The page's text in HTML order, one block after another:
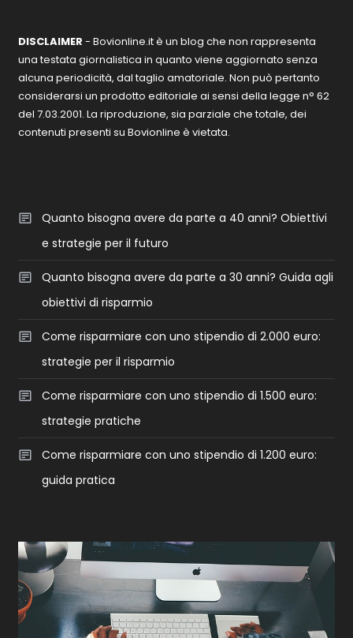
DISCLAIMER - Bovionline.it è un blog che non rappresenta
una testata giornalistica in quanto viene aggiornato senza
alcuna periodicità, dal taglio amatoriale. Non può pertanto
considerarsi un prodotto editoriale ai sensi della legge n° 62
del 7.03.2001. La riproduzione, sia parziale che totale, dei
contenuti presenti su Bovionline è vietata.
Quanto bisogna avere da parte a 40 anni? Obiettivi
e strategie per il futuro
Quanto bisogna avere da parte a 30 anni? Guida agli
obiettivi di risparmio
Come risparmiare con uno stipendio di 2.000 euro:
strategie per il risparmio
Come risparmiare con uno stipendio di 1.500 euro:
strategie pratiche
Come risparmiare con uno stipendio di 1.200 euro:
guida pratica